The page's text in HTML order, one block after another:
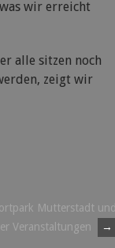
wir erreicht
alle sitzen noch
zeigt wir
Mutterstadt und
Veranstaltungen
→